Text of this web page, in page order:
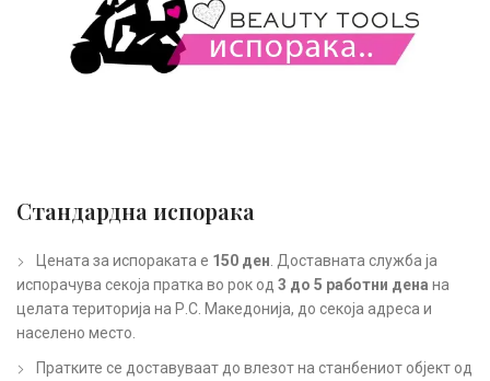
Стандардна испорака
Цената за испораката е 150 ден . Доставната служба ја
испорачува секоја пратка во рок од 3 до 5 работни дена на
целата територија на Р.С. Македонија, до секоја адреса и
населено место.
Пратките се доставуваат до влезот на станбениот објект од